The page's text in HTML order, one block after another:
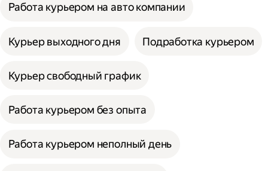
Работа курьером на авто компании
Курьер выходного дня Подработка курьером
Курьер свободный график
Работа курьером без опыта
Работа курьером неполный день